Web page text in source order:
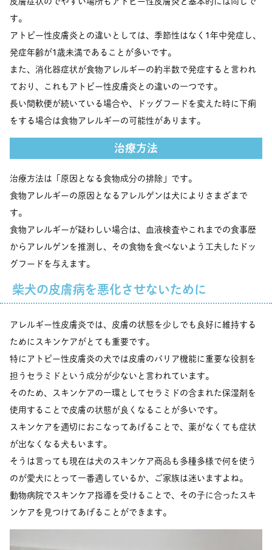
す。
アトピー性皮膚炎との違いとしては、季節性はなく1年中発症し、
発症年齢が1歳未満であることが多いです。
また、消化器症状が食物アレルギーの約半数で発症すると言われ
ており、これもアトピー性皮膚炎との違いの一つです。
長い間軟便が続いている場合や、ドッグフードを変えた時に下痢
をする場合は食物アレルギーの可能性があります。
治療方法
治療方法は「原因となる食物成分の排除」です。
食物アレルギーの原因となるアレルゲンは犬によりさまざまで
す。
食物アレルギーが疑わしい場合は、血液検査やこれまでの食事歴
からアレルゲンを推測し、その食物を食べないよう工夫したドッ
グフードを与えます。
柴犬の皮膚病を悪化させないために
アレルギー性皮膚炎では、皮膚の状態を少しでも良好に維持する
ためにスキンケアがとても重要です。
特にアトピー性皮膚炎の犬では皮膚のバリア機能に重要な役割を
担うセラミドという成分が少ないと言われています。
そのため、スキンケアの一環としてセラミドの含まれた保湿剤を
使用することで皮膚の状態が良くなることが多いです。
スキンケアを適切におこなってあげることで、薬がなくても症状
が出なくなる犬もいます。
そうは言っても現在は犬のスキンケア商品も多種多様で何を使う
のが愛犬にとって一番適しているか、ご家族は迷いますよね。
動物病院でスキンケア指導を受けることで、その子に合ったスキ
ンケアを見つけてあげることができます。